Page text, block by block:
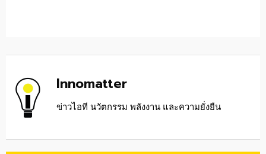
Innomatter
ข่าวไอที นวัตกรรม พลังงาน และความยั่งยืน